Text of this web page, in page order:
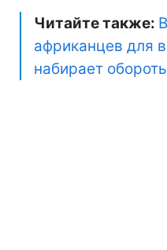
Читайте также:
африканцев для
набирает